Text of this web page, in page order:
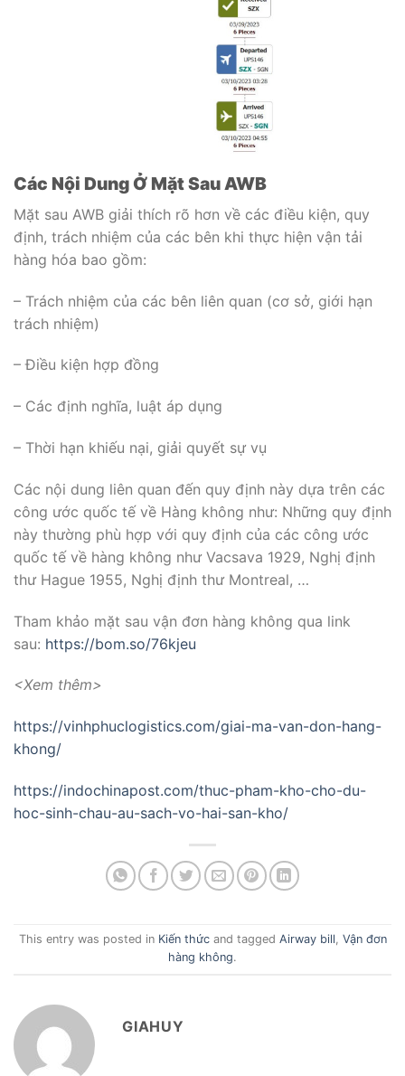
Các Nội Dung Ở Mặt Sau AWB
Mặt sau AWB giải thích rõ hơn về các điều kiện, quy
định, trách nhiệm của các bên khi thực hiện vận tải
hàng hóa bao gồm:
– Trách nhiệm của các bên liên quan (cơ sở, giới hạn
trách nhiệm)
– Điều kiện hợp đồng
– Các định nghĩa, luật áp dụng
– Thời hạn khiếu nại, giải quyết sự vụ
Các nội dung liên quan đến quy định này dựa trên các
công ước quốc tế về Hàng không như: Những quy định
này thường phù hợp với quy định của các công ước
quốc tế về hàng không như Vacsava 1929, Nghị định
thư Hague 1955, Nghị định thư Montreal, …
Tham khảo mặt sau vận đơn hàng không qua link
sau: https://bom.so/76kjeu
<Xem thêm>
https://vinhphuclogistics.com/giai-ma-van-don-hang-
khong/
https://indochinapost.com/thuc-pham-kho-cho-du-
hoc-sinh-chau-au-sach-vo-hai-san-kho/
This entry was posted in Kiến thứcand tagged Airway bill, Vận đơn
hàng không.
GIAHUY